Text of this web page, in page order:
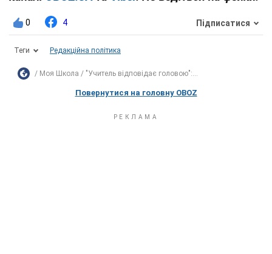
0 4 Підписатися
Теги Редакційна політика
Моя Школа "Учитель відповідає головою":...
Повернутися на головну OBOZ